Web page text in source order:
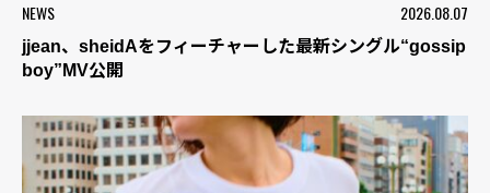
NEWS 2026.08.07
jjean、sheidAをフィーチャーした最新シングル“gossip
boy”MV公開